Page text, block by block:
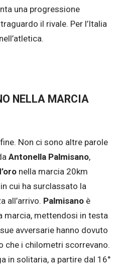
una progressione
il rivale. Per l’Italia
NELLA MARCIA
Non ci sono altre parole
Antonella Palmisano,
nella marcia 20km
cui ha surclassato la
all’arrivo. Palmisano è
marcia, mettendosi in testa
avversarie hanno dovuto
che i chilometri scorrevano.
in solitaria, a partire dal 16°